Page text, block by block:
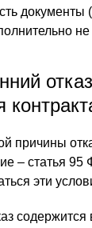
документы
не
причины
– статья
эти
содержится